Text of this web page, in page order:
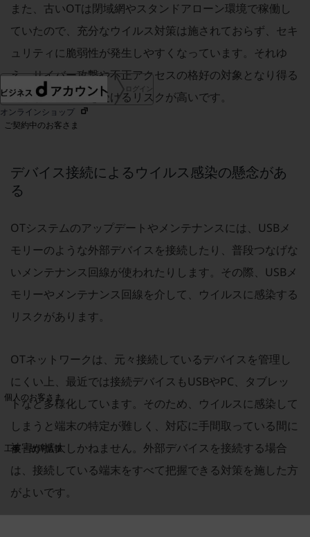
協賛
NTTドコモグループ
オンラインショップ
ご契約中のお客さま
ご契約中サービスの一元管理
Web明細(ビリングステーション)
料金分析(ご利用料金管理サービス)
Web明細(My docomo)
個人のお客さま
NTTドコモ
OCNなど
工事・故障情報
お客さまサポートサイト
SDPFナレッジセンター
また、古いOTは閉域網やスタンドアローン環境で稼働し
ていたので、充分なウイルス対策は施されておらず、セキ
ュリティに脆弱性が発生しやすくなっています。それゆ
え、サイバー攻撃や不正アクセスの格好の対象となり得る
ことから、被害を受けるリスクが高いです。
デバイス接続によるウイルス感染の懸念があ
る
OTシステムのアップデートやメンテナンスには、USBメ
モリーのような外部デバイスを接続したり、普段つなげな
いメンテナンス回線が使われたりします。その際、USBメ
モリーやメンテナンス回線を介して、ウイルスに感染する
リスクがあります。
OTネットワークは、元々接続しているデバイスを管理し
にくい上、最近では接続デバイスもUSBやPC、タブレッ
トなど多様化しています。そのため、ウイルスに感染して
しまうと端末の特定が難しく、対応に手間取っている間に
被害が拡大しかねません。外部デバイスを接続する場合
は、接続している端末をすべて把握できる対策を施した方
がよいです。